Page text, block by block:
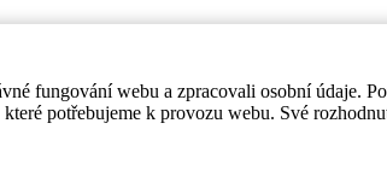
fungování webu a zpracovali osobní údaje.
potřebujeme k provozu webu. Své